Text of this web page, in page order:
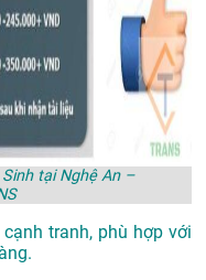
tại Nghệ An –
tranh, phù hợp với